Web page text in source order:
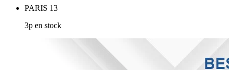
PARIS 13
3p en stock